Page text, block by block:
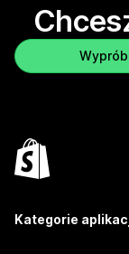
Kategorie